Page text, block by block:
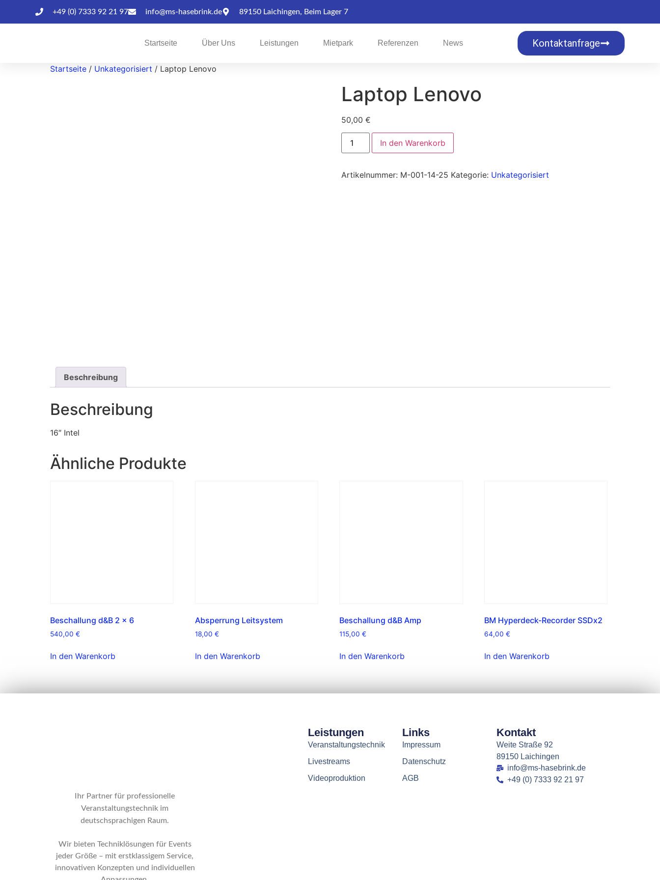
+49 (0) 7333 92 21 97 info@ms-hasebrink.de 89150 Laichingen, Beim Lager 7
Startseite Über Uns Leistungen Mietpark Referenzen News Kontaktanfrage
Startseite / Unkategorisiert / Laptop Lenovo
Laptop Lenovo
50,00 €
In den Warenkorb
Artikelnummer: M-001-14-25 Kategorie: Unkategorisiert
Beschreibung
Beschreibung
16″ Intel
Ähnliche Produkte
Beschallung d&B 2 x 6
540,00 €
In den Warenkorb
Absperrung Leitsystem
18,00 €
In den Warenkorb
Beschallung d&B Amp
115,00€
In den Warenkorb
BM Hyperdeck-Recorder SSDx2
64,00€
In den Warenkorb
Ihr Partner für professionelle
Veranstaltungstechnik im
deutschsprachigen Raum.
Wir bieten Techniklösungen für Events
jeder Größe – mit erstklassigem Service,
innovativen Konzepten und individuellen
Leistungen
Veranstaltungstechnik
Livestreams
Videoproduktion
Links
Impressum
Datenschutz
AGB
Kontakt
Weite Straße 92
89150 Laichingen
info@ms-hasebrink.de
+49 (0) 7333 92 21 97